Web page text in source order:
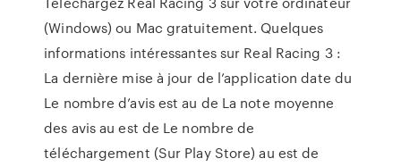
(Windows) ou Mac gratuitement. Quelques
informations intéressantes sur Real Racing 3 :
La dernière mise à jour de l’application date du
Le nombre d’avis est au de La note moyenne
des avis au est de Le nombre de
téléchargement (Sur Play Store) au est de